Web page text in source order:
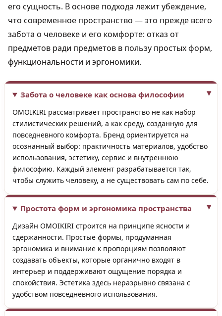
его сущность. В основе подхода лежит убеждение,
что современное пространство — это прежде всего
забота о человеке и его комфорте: отказ от
предметов ради предметов в пользу простых форм,
функциональности и эргономики.
Забота о человеке как основа философии
OMOIKIRI рассматривает пространство не как набор
стилистических решений, а как среду, созданную для
повседневного комфорта. Бренд ориентируется на
осознанный выбор: практичность материалов, удобство
использования, эстетику, сервис и внутреннюю
философию. Каждый элемент разрабатывается так,
чтобы служить человеку, а не существовать сам по себе.
Простота форм и эргономика пространства
Дизайн OMOIKIRI строится на принципе ясности и
сдержанности. Простые формы, продуманная
эргономика и внимание к пропорциям позволяют
создавать объекты, которые органично входят в
интерьер и поддерживают ощущение порядка и
спокойствия. Эстетика здесь неразрывно связана с
удобством повседневного использования.